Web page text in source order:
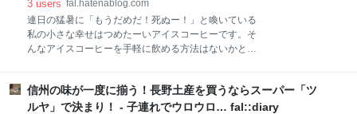
くるかと思うと胸が踊ります。 www.youtube.com め
がね(3枚組) [DVD] 出版社/メーカー: VAP,INC(VAP)(D)
発売日: 2008/03/19 メディア: DVD 購入: 9人 クリック:
ロペラ機と小さな空港 私たちは飛行機
た。 - 子連れでウロウロ… fal::diary
3 users fal.hatenablog.com
連日の猛暑に「もうだめだ！死ぬー！」と喚いている
私の小さな幸せはつめたーいアイスコーヒーです。そ
んなアイスコーヒーを手軽に飲める方法はないかと探
ストレーナー（濾し器）にコーヒーの粉を入れて注ぎ
口にセットしたらその上から水を注ぐだけです。そし
信州の味が一度に揃う！長野土産を買うならスーパー「ツ
ルヤ」で決まり！ - 子連れでウロウロ… fal::diary